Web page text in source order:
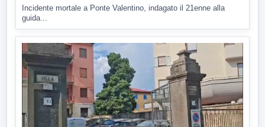
Incidente mortale a Ponte Valentino, indagato il 21enne alla
guida...